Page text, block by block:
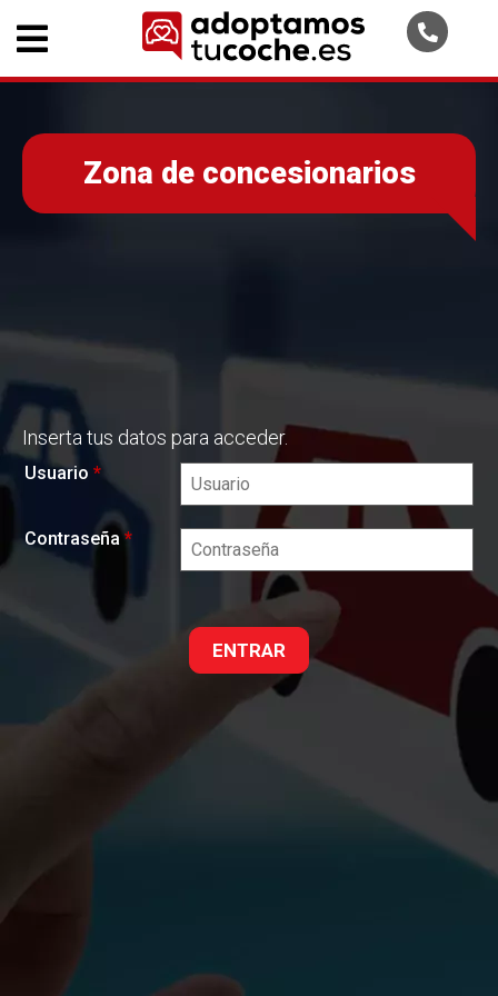
Zona de concesionarios
Inserta tus datos para acceder.
Usuario *
Contraseña*